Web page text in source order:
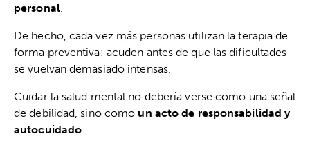
personal.
De hecho, cada vez más personas utilizan la terapia de
forma preventiva: acuden antes de que las dificultades
se vuelvan demasiado intensas.
Cuidar la salud mental no debería verse como una señal
de debilidad, sino como un acto de responsabilidad y
autocuidado